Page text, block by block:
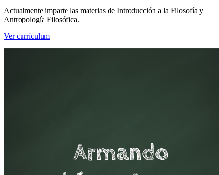
Actualmente imparte las materias de Introducción a la Filosofía y
Antropología Filosófica.
Ver currículum